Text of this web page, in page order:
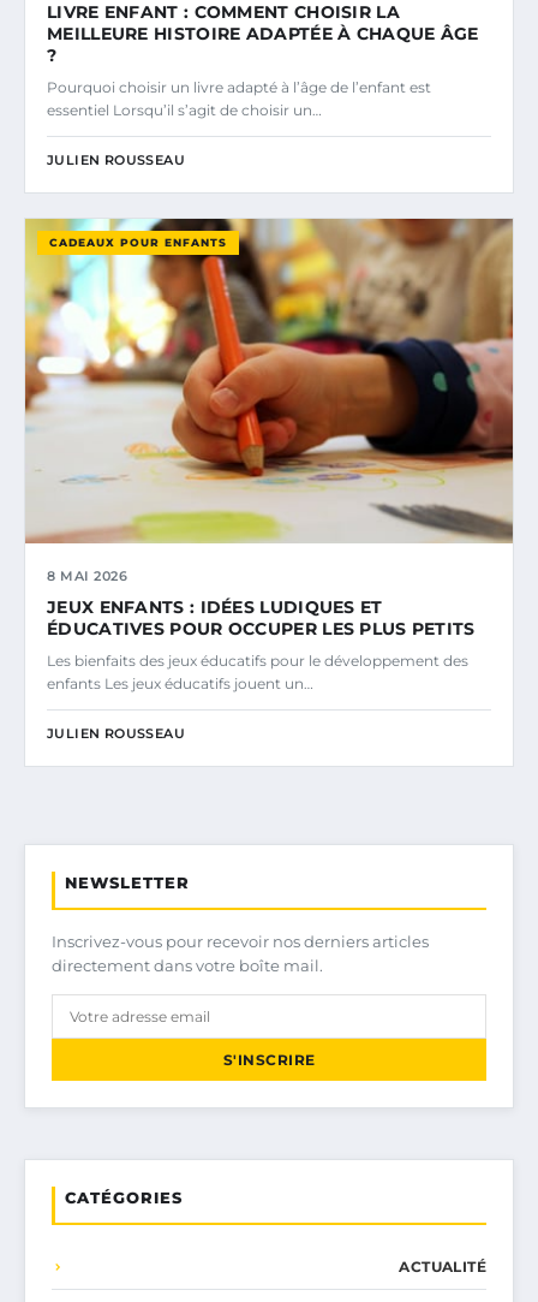
LIVRE ENFANT : COMMENT CHOISIR LA
MEILLEURE HISTOIRE ADAPTÉE À CHAQUE ÂGE
?
Pourquoi choisir un livre adapté à l’âge de l’enfant est
essentiel Lorsqu’il s’agit de choisir un…
JULIEN ROUSSEAU
CADEAUX POUR ENFANTS
8 MAI 2026
JEUX ENFANTS : IDÉES LUDIQUES ET
ÉDUCATIVES POUR OCCUPER LES PLUS PETITS
Les bienfaits des jeux éducatifs pour le développement des
enfants Les jeux éducatifs jouent un…
JULIEN ROUSSEAU
NEWSLETTER
Inscrivez-vous pour recevoir nos derniers articles
directement dans votre boîte mail.
S'INSCRIRE
CATÉGORIES
ACTUALITÉ